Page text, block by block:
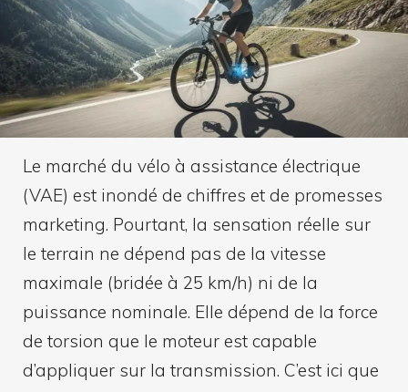
Le marché du vélo à assistance électrique
(VAE) est inondé de chiffres et de promesses
marketing. Pourtant, la sensation réelle sur
le terrain ne dépend pas de la vitesse
maximale (bridée à 25 km/h) ni de la
puissance nominale. Elle dépend de la force
de torsion que le moteur est capable
d’appliquer sur la transmission. C’est ici que